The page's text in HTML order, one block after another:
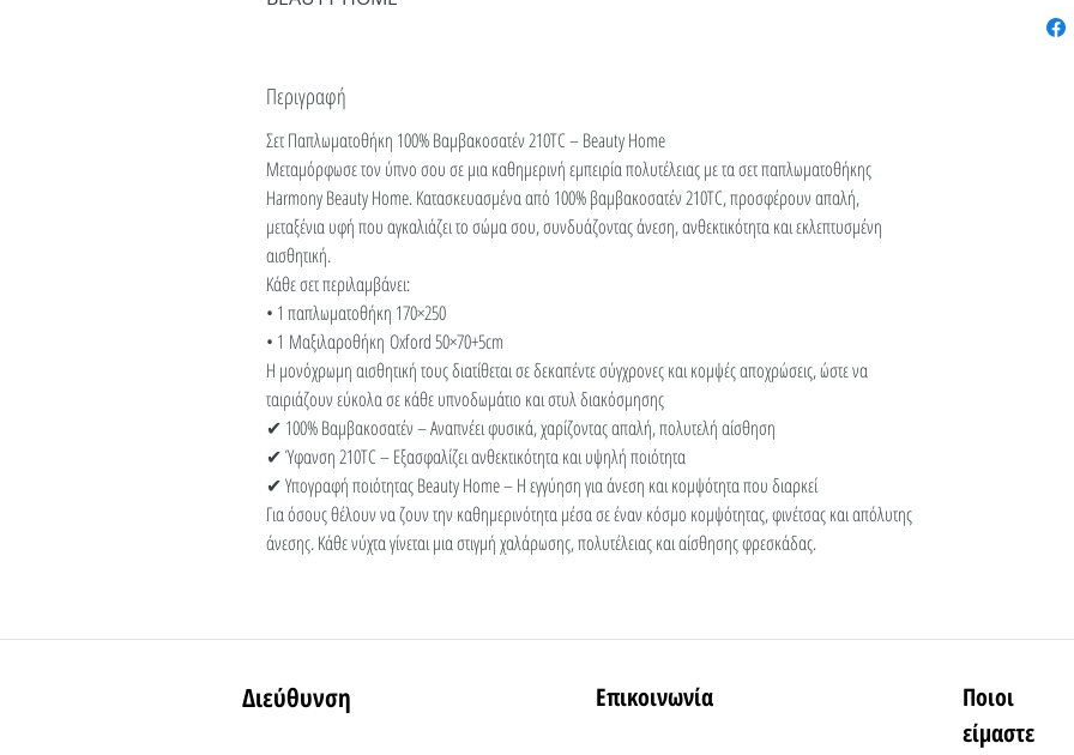
Περιγραφή
Σετ Παπλωματοθήκη 100% Βαμβακοσατέν 210TC – Beauty Home
Μεταμόρφωσε τον ύπνο σου σε μια καθημερινή εμπειρία πολυτέλειας με τα σετ παπλωματοθήκης
Ηarmony Beauty Home. Κατασκευασμένα από 100% βαμβακοσατέν 210TC, προσφέρουν απαλή,
μεταξένια υφή που αγκαλιάζει το σώμα σου, συνδυάζοντας άνεση, ανθεκτικότητα και εκλεπτυσμένη
αισθητική.
Κάθε σετ περιλαμβάνει:
• 1 παπλωματοθήκη 170×250
• 1 Μαξιλαροθήκη Oxford 50×70+5cm
Η μονόχρωμη αισθητική τους διατίθεται σε δεκαπέντε σύγχρονες και κομψές αποχρώσεις, ώστε να
ταιριάζουν εύκολα σε κάθε υπνοδωμάτιο και στυλ διακόσμησης
✔ 100% Βαμβακοσατέν – Αναπνέει φυσικά, χαρίζοντας απαλή, πολυτελή αίσθηση
✔ Ύφανση 210TC – Εξασφαλίζει ανθεκτικότητα και υψηλή ποιότητα
✔ Υπογραφή ποιότητας Beauty Home – Η εγγύηση για άνεση και κομψότητα που διαρκεί
Για όσους θέλουν να ζουν την καθημερινότητα μέσα σε έναν κόσμο κομψότητας, φινέτσας και απόλυτης
άνεσης. Κάθε νύχτα γίνεται μια στιγμή χαλάρωσης, πολυτέλειας και αίσθησης φρεσκάδας.
Διεύθυνση Επικοινωνία
Ποιοι
είμαστε